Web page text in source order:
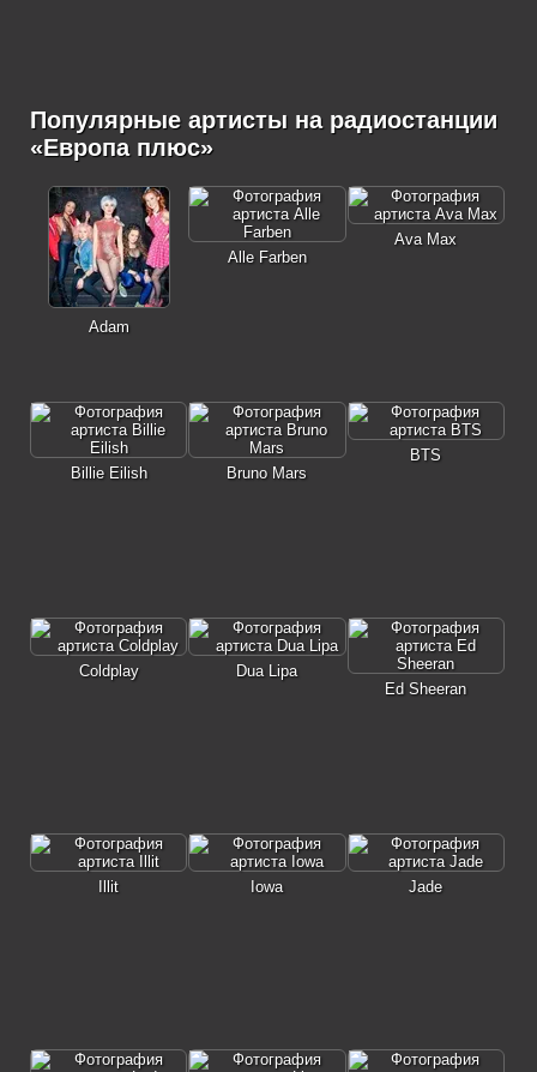
Популярные артисты на радиостанции
«Европа плюс»
Adam
Alle Farben
Ava Max
Billie Eilish Bruno Mars
BTS
Coldplay
Dua Lipa
Ed Sheeran
Illit Iowa Jade